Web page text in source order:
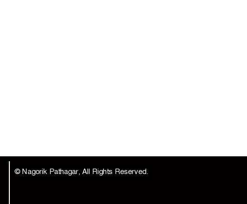
© Nagorik Pathagar, All Rights Reserved.